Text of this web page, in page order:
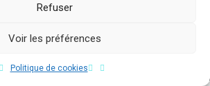
Refuser
Voir les préférences
Politique de cookies
2017 Flavio Da Costa. All Rights Reserved.